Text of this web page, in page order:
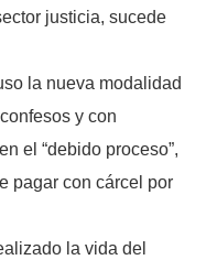
justicia, sucede
la nueva modalidad
y con
el “debido proceso”,
pagar con cárcel por
la vida del